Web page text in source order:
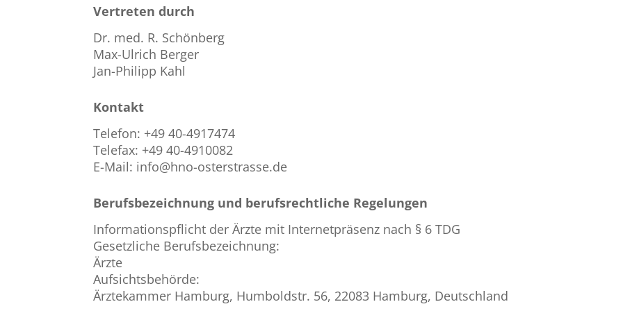
Vertreten durch
Dr. med. R. Schönberg
Max-Ulrich Berger
Jan-Philipp Kahl
Kontakt
Telefon: +49 40-4917474
Telefax: +49 40-4910082
E-Mail: info@hno-osterstrasse.de
Berufsbezeichnung und berufsrechtliche Regelungen
Informationspflicht der Ärzte mit Internetpräsenz nach § 6 TDG
Gesetzliche Berufsbezeichnung:
Ärzte
Aufsichtsbehörde:
Ärztekammer Hamburg, Humboldstr. 56, 22083 Hamburg, Deutschland